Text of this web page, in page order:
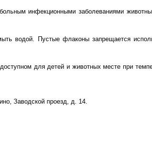
инфекционными заболеваниями
водой. Пустые флаконы запрещается
для детей и животных месте при
Заводской проезд, д. 14.